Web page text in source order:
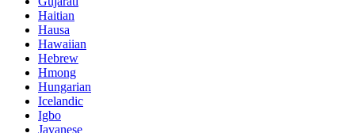
Haitian
Hausa
Hawaiian
Hebrew
Hmong
Hungarian
Icelandic
Igbo
Javanese